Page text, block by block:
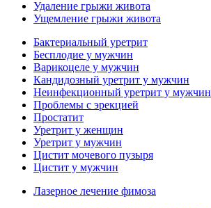
Удаление грыжи живота
Ущемление грыжи живота
Бактериальный уретрит
Бесплодие у мужчин
Варикоцеле у мужчин
Кандидозный уретрит у мужчин
Неинфекционный уретрит у мужчин
Проблемы с эрекцией
Простатит
Уретрит у женщин
Уретрит у мужчин
Цистит мочевого пузыря
Цистит у мужчин
Лазерное лечение фимоза